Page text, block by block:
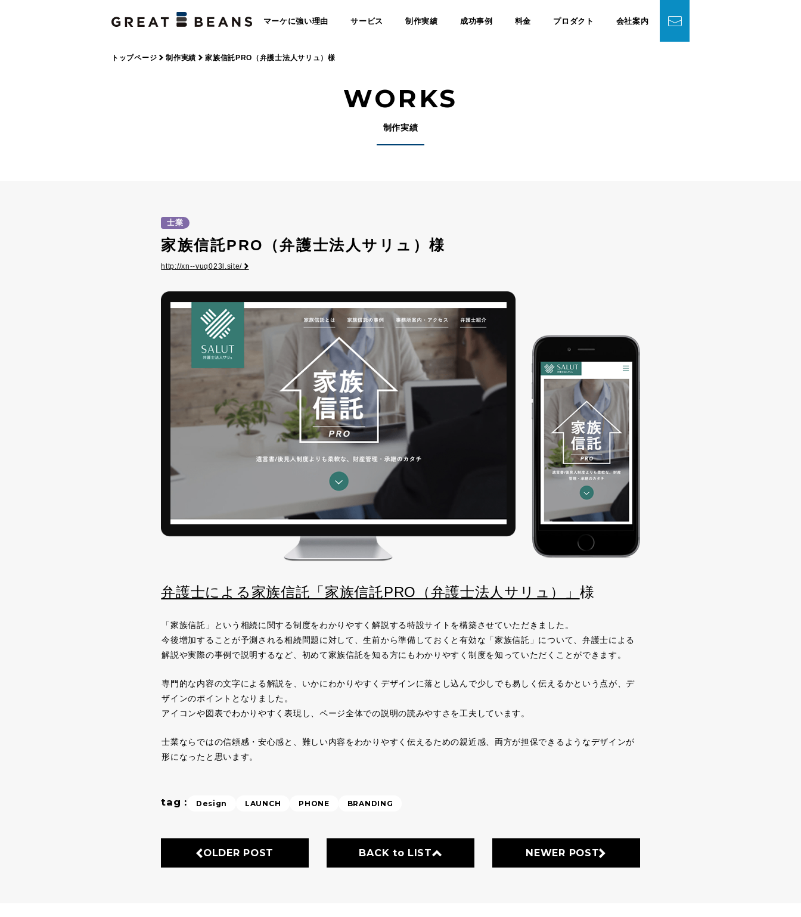
マーケに強い理由 サービス 制作実績 成功事例 料金 プロダクト 会社案内
トップページ 制作実績 家族信託PRO（弁護士法人サリュ）様
WORKS
制作実績
士業
家族信託PRO（弁護士法人サリュ）様
http://xn--vuq023l.site/
弁護士による家族信託「家族信託PRO（弁護士法人サリュ）」 様
「家族信託」という相続に関する制度をわかりやすく解説する特設サイトを構築させていただきました。
今後増加することが予測される相続問題に対して、生前から準備しておくと有効な「家族信託」について、弁護士による
解説や実際の事例で説明するなど、初めて家族信託を知る方にもわかりやすく制度を知っていただくことができます。
専門的な内容の文字による解説を、いかにわかりやすくデザインに落とし込んで少しでも易しく伝えるかという点が、デ
ザインのポイントとなりました。
アイコンや図表でわかりやすく表現し、ページ全体での説明の読みやすさを工夫しています。
士業ならではの信頼感・安心感と、難しい内容をわかりやすく伝えるための親近感、両方が担保できるようなデザインが
形になったと思います。
tag : Design LAUNCH PHONE BRANDING
OLDER POST BACK to LIST NEWER POST